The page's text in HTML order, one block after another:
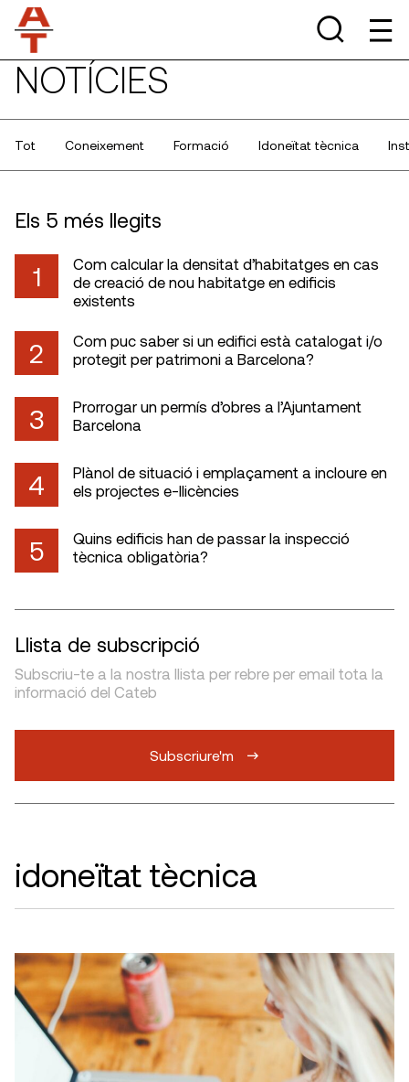
NOTÍCIES
Tot Coneixement Formació Idoneïtat tècnica
Els 5 més llegits
1
Com calcular la densitat d’habitatges en cas
de creació de nou habitatge en edificis
existents
2
Com puc saber si un edifici està catalogat i/o
protegit per patrimoni a Barcelona?
3
Prorrogar un permís d’obres a l’Ajuntament
Barcelona
4
Plànol de situació i emplaçament a incloure en
els projectes e-llicències
5
Quins edificis han de passar la inspecció
tècnica obligatòria?
Llista de subscripció
Subscriu-te a la nostra llista per rebre per email tota la
informació del Cateb
Subscriure'm
idoneïtat tècnica